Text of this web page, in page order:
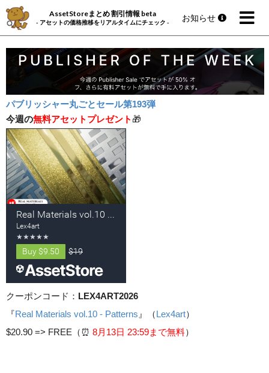
AssetStoreまとめ 割引情報 beta
- アセットの価格推移をリアルタイムにチェック - お知らせ
パブリッシャー丸ごとセール第193弾
今週の無料アセットプレゼント 🎁
クーポンコード： LEX4ART2026
『Real Materials vol.10 - Patterns 』（Lex4art）
$20.90 => FREE（⏰️ 8月13日 23:59まで無料）